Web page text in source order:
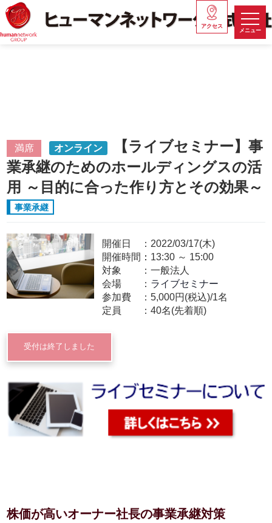
メニュー
アクセス
満席 オンライン
【ライブセミナー】事
業承継のためのホールディングスの活
用 ～目的に合った作り方とその効果～
事業承継
開催日
2022/03/17(木)
開催時間： 13:30～ 15:00
対象
一般法人
会場
ライブセミナー
参加費
5,000円(税込)/1名
定員
40名(先着順)
受付は終了しました
株価が高いオーナー社長の事業承継対策